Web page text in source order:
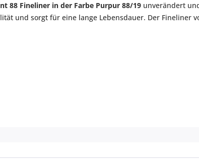
88 Fineliner in der Farbe Purpur 88/19 unverändert
und sorgt für eine lange Lebensdauer. Der Fineliner